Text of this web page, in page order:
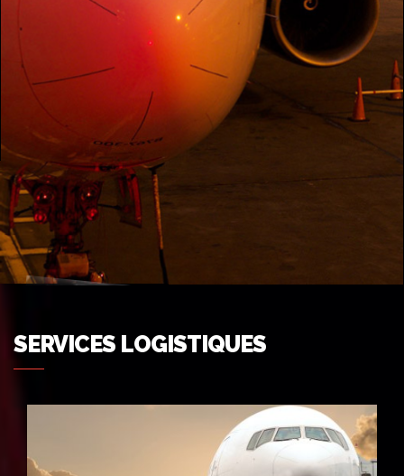
SERVICES LOGISTIQUES